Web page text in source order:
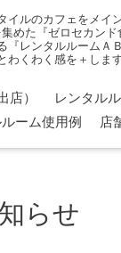
イルのカフェをメイ
めた『ゼロセカンド
『レンタルルームＡ
わくわく感を＋します
店）
レンタル
ーム使用例 店
らせ